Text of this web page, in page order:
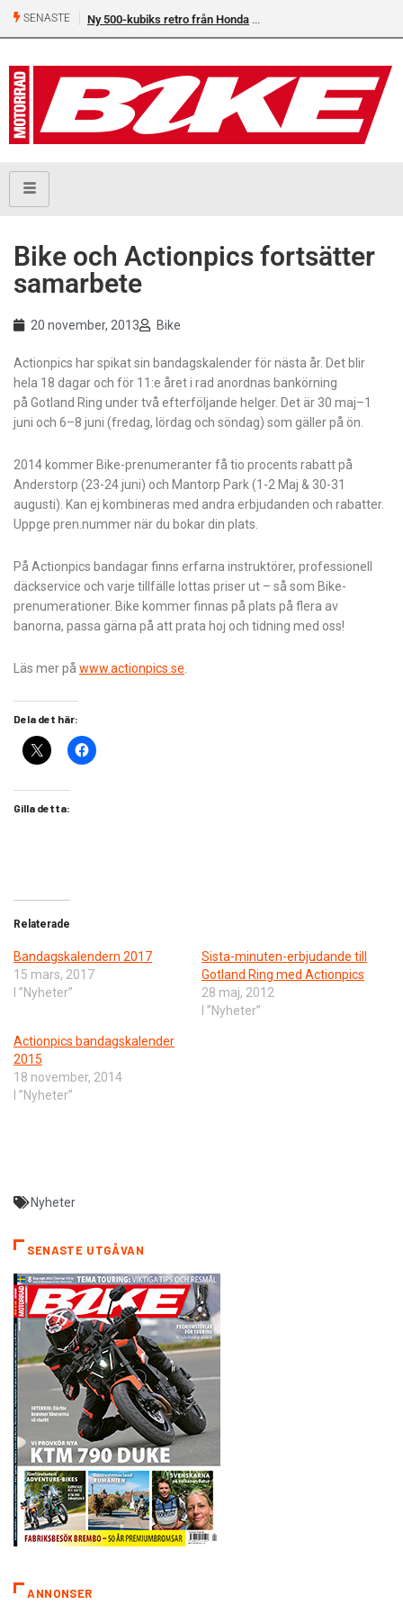
SENASTE Ny 500-kubiks retro från Honda
Bike och Actionpics fortsätter
samarbete
20 november, 2013 Bike
Actionpics har spikat sin bandagskalender för nästa år. Det blir
hela 18 dagar och för 11:e året i rad anordnas bankörning
på Gotland Ring under två efterföljande helger. Det är 30 maj–1
juni och 6–8 juni (fredag, lördag och söndag) som gäller på ön.
2014 kommer Bike-prenumeranter få tio procents rabatt på
Anderstorp (23-24 juni) och Mantorp Park (1-2 Maj & 30-31
augusti). Kan ej kombineras med andra erbjudanden och rabatter.
Uppge pren.nummer när du bokar din plats.
På Actionpics bandagar finns erfarna instruktörer, professionell
däckservice och varje tillfälle lottas priser ut – så som Bike-
prenumerationer. Bike kommer finnas på plats på flera av
banorna, passa gärna på att prata hoj och tidning med oss!
Läs mer på www.actionpics.se.
Dela det här:
Gilla detta:
Relaterade
Bandagskalendern 2017
15 mars, 2017
I ”Nyheter”
Sista-minuten-erbjudande till
Gotland Ring med Actionpics
28 maj, 2012
I ”Nyheter”
Actionpics bandagskalender
2015
18 november, 2014
I ”Nyheter”
Nyheter
SENASTE UTGÅVAN
ANNONSER